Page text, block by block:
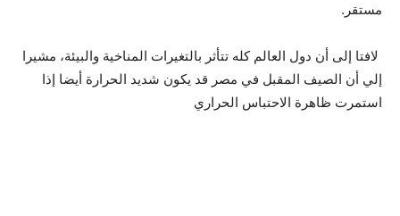
مستقر.
لافتا إلى أن دول العالم كله تتأثر بالتغيرات المناخية والبيئة، مشيرا
إلي أن الصيف المقبل في مصر قد يكون شديد الحرارة أيضا إذا
استمرت ظاهرة الاحتباس الحراري